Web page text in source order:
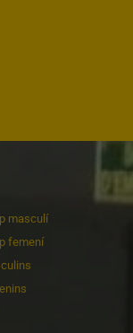
masculí
femení